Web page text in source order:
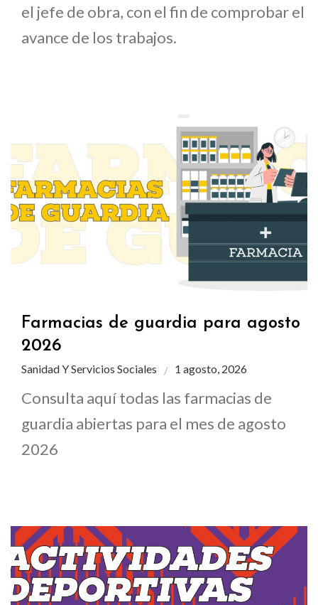
el jefe de obra, con el fin de comprobar el
avance de los trabajos.
Farmacias de guardia para agosto
2026
Sanidad Y Servicios Sociales 1 agosto, 2026
Consulta aquí todas las farmacias de
guardia abiertas para el mes de agosto
2026